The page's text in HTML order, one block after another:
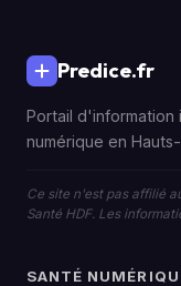
Predice.fr
Portail d'information
numérique en
Ce site n'est pas affilié
Santé HDF. Les
SANTÉ